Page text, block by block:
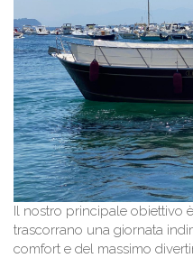
Il nostro principale obiettivo
trascorrano una giornata
comfort e del massimo